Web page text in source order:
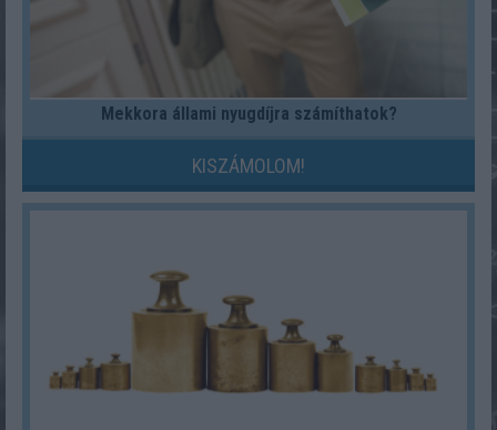
Mekkora állami nyugdíjra számíthatok?
KISZÁMOLOM!